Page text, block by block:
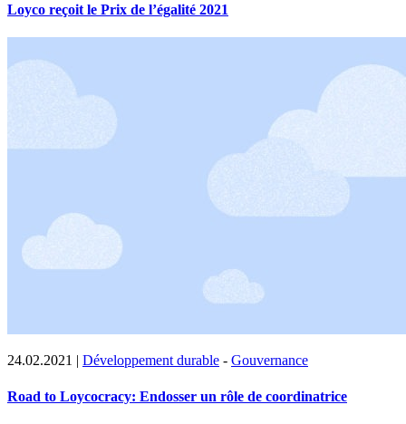
Loyco reçoit le Prix de l’égalité 2021
24.02.2021 | Développement durable - Gouvernance
Road to Loycocracy: Endosser un rôle de coordinatrice